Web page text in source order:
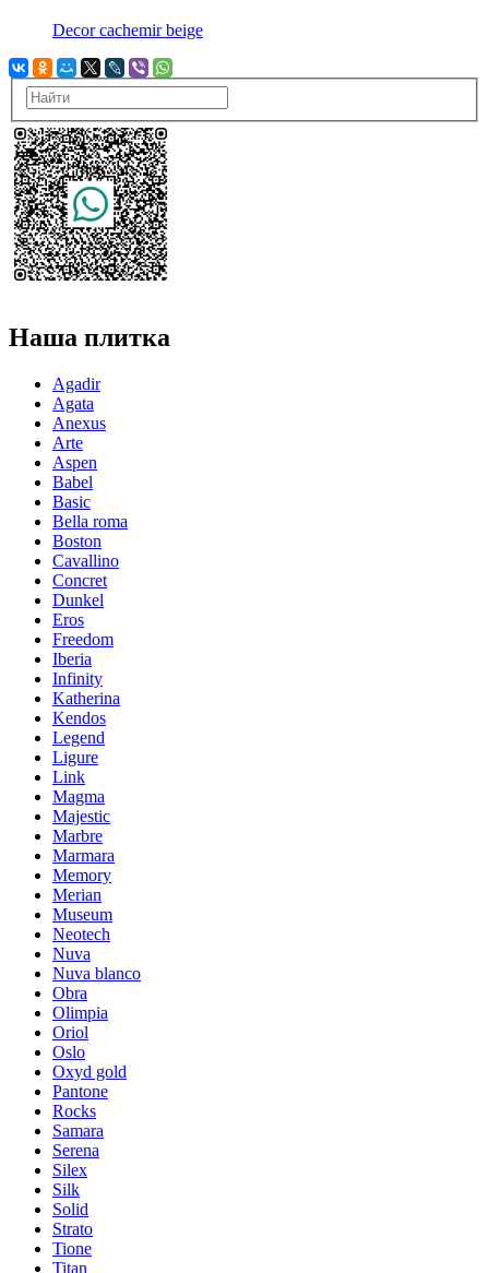
Decor cachemir beige
Наша плитка
Agadir
Agata
Anexus
Arte
Aspen
Babel
Basic
Bella roma
Boston
Cavallino
Concret
Dunkel
Eros
Freedom
Iberia
Infinity
Katherina
Kendos
Legend
Ligure
Link
Magma
Majestic
Marbre
Marmara
Memory
Merian
Museum
Neotech
Nuva
Nuva blanco
Obra
Olimpia
Oriol
Oslo
Oxyd gold
Pantone
Rocks
Samara
Serena
Silex
Silk
Solid
Strato
Tione
Titan